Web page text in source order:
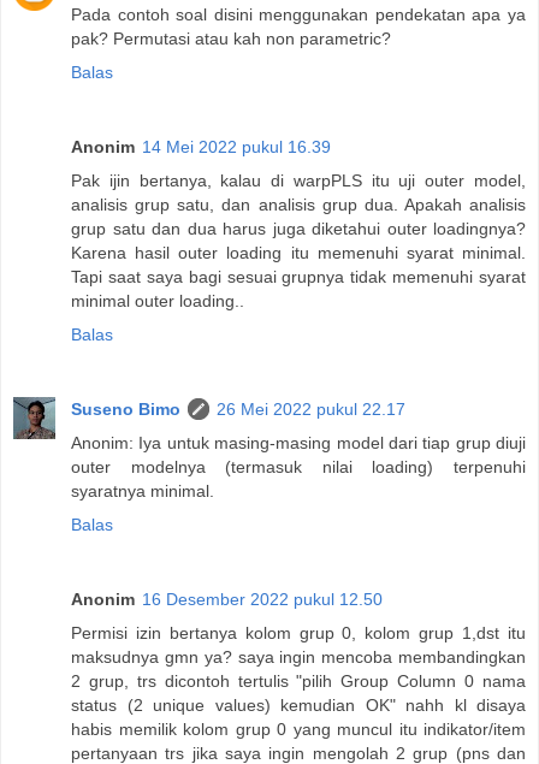
Pada contoh soal disini menggunakan pendekatan apa ya
pak? Permutasi atau kah non parametric?
Balas
Anonim 14 Mei 2022 pukul 16.39
Pak ijin bertanya, kalau di warpPLS itu uji outer model,
analisis grup satu, dan analisis grup dua. Apakah analisis
grup satu dan dua harus juga diketahui outer loadingnya?
Karena hasil outer loading itu memenuhi syarat minimal.
Tapi saat saya bagi sesuai grupnya tidak memenuhi syarat
minimal outer loading..
Balas
Suseno Bimo
26 Mei 2022 pukul 22.17
Anonim: Iya untuk masing-masing model dari tiap grup diuji
outer modelnya (termasuk nilai loading) terpenuhi
syaratnya minimal.
Balas
Anonim 16 Desember 2022 pukul 12.50
Permisi izin bertanya kolom grup 0, kolom grup 1,dst itu
maksudnya gmn ya? saya ingin mencoba membandingkan
2 grup, trs dicontoh tertulis "pilih Group Column 0 nama
status (2 unique values) kemudian OK" nahh kl disaya
habis memilik kolom grup 0 yang muncul itu indikator/item
pertanyaan trs jika saya ingin mengolah 2 grup (pns dan